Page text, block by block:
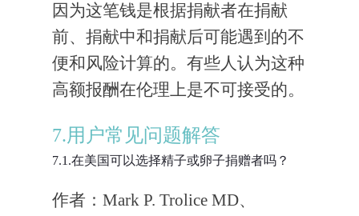
因为这笔钱是根据捐献者在捐献
前、捐献中和捐献后可能遇到的不
便和风险计算的。有些人认为这种
高额报酬在伦理上是不可接受的。
7.用户常见问题解答
7.1.在美国可以选择精子或卵子捐赠者吗？
作者：Mark P. Trolice MD、